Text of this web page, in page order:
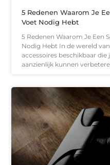
5 Redenen Waarom Je
Voet Nodig Hebt
5 Redenen Waarom Je Een
Nodig Hebt In de wereld
accessoires beschikbaar
aanzienlijk kunnen